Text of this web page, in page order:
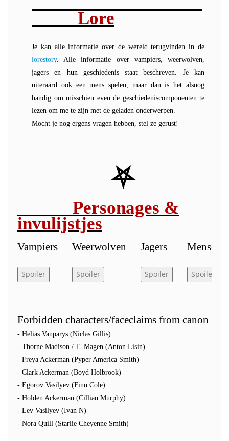
Lore
Je kan alle informatie over de wereld terugvinden in de
lorestory. Alle informatie over vampiers, weerwolven,
jagers en hun geschiedenis staat beschreven. Je kan
uiteraard ook een mens spelen, maar dan is het alsnog
handig om misschien even de geschiedeniscomponenten te
lezen om me te zijn met de geladen onderwerpen.
Mocht je nog ergens vragen hebben, stel ze gerust!
⛧
Personages &
invulijstjes
Vampiers Weerwolven Jagers Mensen
Forbidden characters/faceclaims from canon
- Helias Vanparys (Niclas Gillis)
- Thorne Madison / T. Magen (Anton Lisin)
- Freya Ackerman (Pyper America Smith)
- Clark Ackerman (Boyd Holbrook)
- Egorov Vasilyev (Finn Cole)
- Holden Ackerman (Cillian Murphy)
- Lev Vasilyev (Ivan N)
- Nora Quill (Starlie Cheyenne Smith)